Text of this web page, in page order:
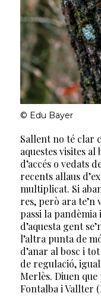
© Edu Bayer
Sallent no té clar
aquestes visites al
d’accés o vedats
recents allaus
multiplicat. Si
res, però ara te’n
passi la
d’aquesta gent
l’altra punta de
d’anar al bosc i
de regulació, igual
Merlès. Diuen que
Fontalba i Vallter